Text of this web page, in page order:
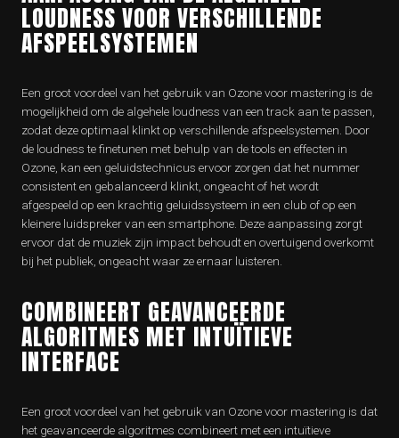
LOUDNESS VOOR VERSCHILLENDE
AFSPEELSYSTEMEN
Een groot voordeel van het gebruik van Ozone voor mastering is de
mogelijkheid om de algehele loudness van een track aan te passen,
zodat deze optimaal klinkt op verschillende afspeelsystemen. Door
de loudness te finetunen met behulp van de tools en effecten in
Ozone, kan een geluidstechnicus ervoor zorgen dat het nummer
consistent en gebalanceerd klinkt, ongeacht of het wordt
afgespeeld op een krachtig geluidssysteem in een club of op een
kleinere luidspreker van een smartphone. Deze aanpassing zorgt
ervoor dat de muziek zijn impact behoudt en overtuigend overkomt
bij het publiek, ongeacht waar ze ernaar luisteren.
COMBINEERT GEAVANCEERDE
ALGORITMES MET INTUÏTIEVE
INTERFACE
Een groot voordeel van het gebruik van Ozone voor mastering is dat
het geavanceerde algoritmes combineert met een intuïtieve